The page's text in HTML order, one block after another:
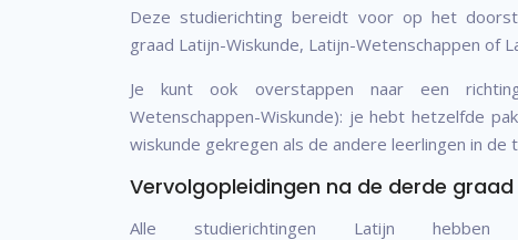
Deze studierichting bereidt voor op het
graad Latijn-Wiskunde, Latijn-Wetenschappen of
Je kunt ook overstappen naar een
Wetenschappen-Wiskunde): je hebt hetzelfde
wiskunde gekregen als de andere leerlingen in de
Vervolgopleidingen na de derde graad
Alle studierichtingen Latijn hebben